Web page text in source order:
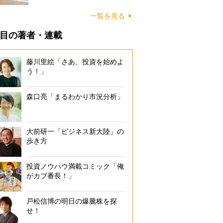
一覧を見る
の著者・連載
藤川里絵「さあ、投資を始めよ
う！」
森口亮「まるわかり市況分析」
大前研一「ビジネス新大陸」の
歩き方
投資ノウハウ満載コミック「俺
がカブ番長！」
戸松信博の明日の爆騰株を探
せ！